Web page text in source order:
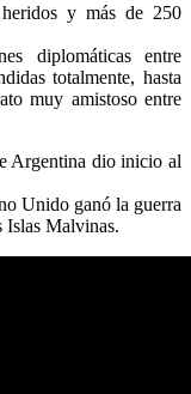
y más de 250
diplomáticas entre
totalmente, hasta
muy amistoso entre
Argentina dio inicio al
Unido ganó la guerra
Islas Malvinas.